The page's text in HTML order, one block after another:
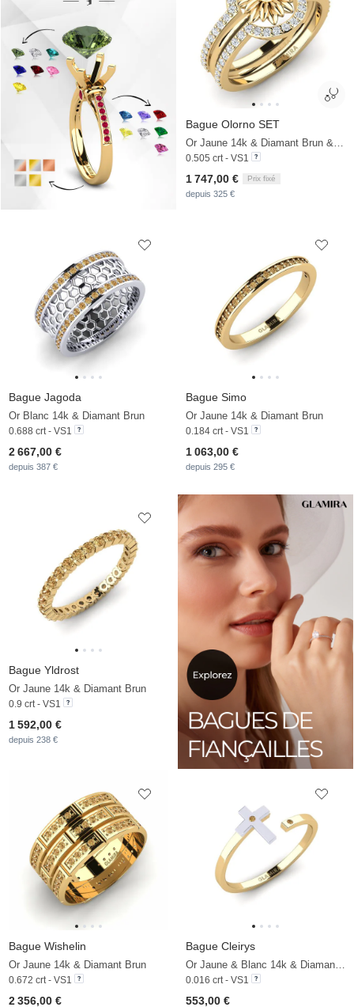
Bague Olorno SET
Or Jaune 14k & Diamant Brun & Zircon
0.505 crt - VS1
1 747,00 € Prix fixé
depuis 325 €
Bague Jagoda
Or Blanc 14k & Diamant Brun
0.688 crt - VS1
2 667,00 €
depuis 387 €
Bague Simo
Or Jaune 14k & Diamant Brun
0.184 crt - VS1
1 063,00 €
depuis 295 €
Bague Yldrost
Or Jaune 14k & Diamant Brun
0.9 crt - VS1
1 592,00 €
depuis 238 €
Bague Wishelin
Or Jaune 14k & Diamant Brun
0.672 crt - VS1
2 356,00 €
Bague Cleirys
0.016 crt - VS1
553,00 €